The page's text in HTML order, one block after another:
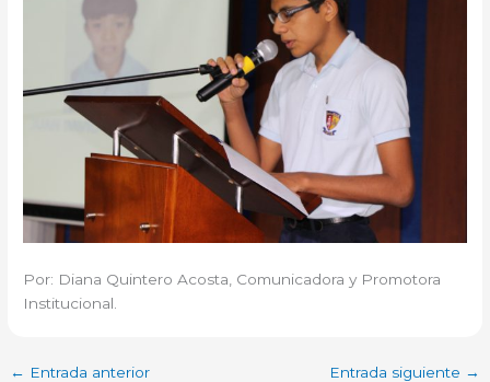
Por: Diana Quintero Acosta, Comunicadora y Promotora
Institucional.
← Entrada anterior Entrada siguiente →